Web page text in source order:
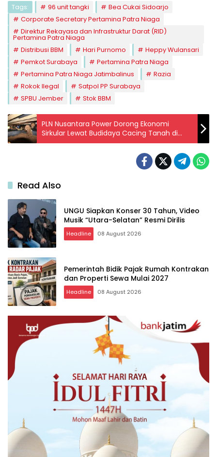
Tags: 96 unit tangki
Bea Cukai Sidoarjo
Corporate Secretary Pertamina Patra Niaga
Direktur Rekayasa dan Infrastruktur Darat (RID)
Pertamina Patra Niaga
Distribusi BBM
Hari Purnomo
Heppy Wulansari
Pemkot Surabaya
Pertamina Patra Niaga
Pertamina Patra Niaga Jatimbalinus
Razia
Rokok Ilegal
Satpol PP Surabaya
SPBU Jember
Stok BBM
PLN Nusantara Power Dorong Ekonomi
Sirkular Lewat Budidaya Cacing Tanah di
Tenayan
Read Also
UNGU Siapkan Konser 30 Tahun, Video
Musik “Utara-Selatan” Resmi Dirilis
Headline 08 August 2026
Pemerintah Bidik Pajak Rumah Kontrakan
dan Properti Sewa Mulai 2027
Headline 08 August 2026